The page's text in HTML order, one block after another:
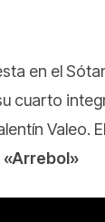
en el
cuarto
Valeo.
«Arrebol»